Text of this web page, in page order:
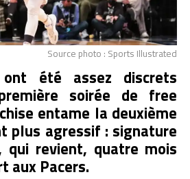
Source photo : Sports Illustrated
ont été assez discrets
soirée de free
entame la deuxième
plus agressif : signature
qui revient, quatre mois
aux Pacers.